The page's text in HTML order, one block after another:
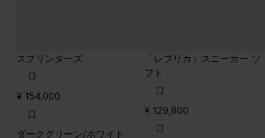
スプリンターズ
¥ 154,000
ダークグリーン/ホワイト
「レプリカ」スニーカー ソ
フト
¥ 129,800